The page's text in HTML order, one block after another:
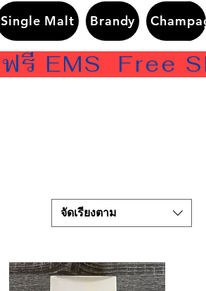
Single Malt Brandy
จัดเรียงตาม